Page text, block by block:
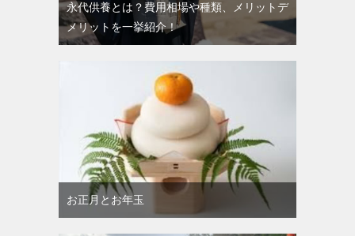
永代供養とは？費用相場や種類、メリットデ
メリットを一挙紹介！
お正月とお年玉